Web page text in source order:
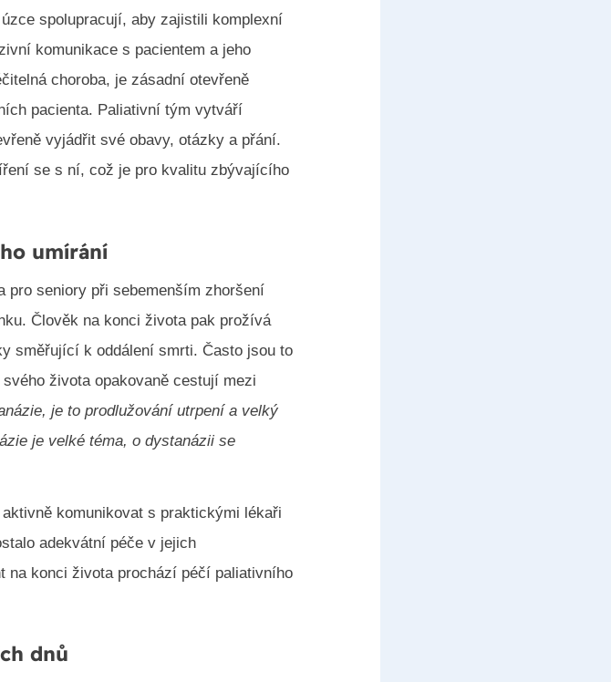
spolupracují, aby zajistili komplexní
komunikace s pacientem a jeho
choroba, je zásadní otevřeně
pacienta. Paliativní tým vytváří
vyjádřit své obavy, otázky a přání.
se s ní, což je pro kvalitu zbývajícího
umírání
pro seniory při sebemenším zhoršení
Člověk na konci života pak prožívá
směřující k oddálení smrti. Často jsou to
života opakovaně cestují mezi
je to prodlužování utrpení a velký
je velké téma, o dystanázii se
komunikovat s praktickými lékaři
adekvátní péče v jejich
na konci života prochází péčí paliativního
dnů